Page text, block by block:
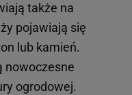
także na
pojawiają się
lub kamień.
nowoczesne
ogrodowej.